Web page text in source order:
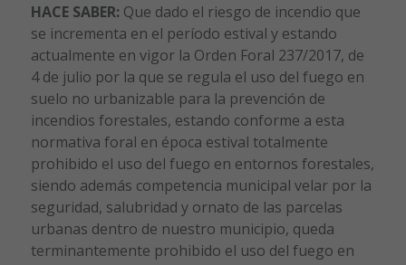
HACE SABER: Que dado el riesgo de incendio que
se incrementa en el período estival y estando
actualmente en vigor la Orden Foral 237/2017, de
4 de julio por la que se regula el uso del fuego en
suelo no urbanizable para la prevención de
incendios forestales, estando conforme a esta
normativa foral en época estival totalmente
prohibido el uso del fuego en entornos forestales,
siendo además competencia municipal velar por la
seguridad, salubridad y ornato de las parcelas
urbanas dentro de nuestro municipio, queda
terminantemente prohibido el uso del fuego en